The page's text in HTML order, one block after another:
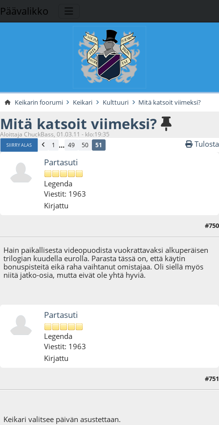
Päävalikko
Keikarin foorumi Keikari Kulttuuri Mitä katsoit viimeksi?
Mitä katsoit viimeksi?
Aloittaja ChuckBass, 01.03.11 - klo:19:35
SIIRRY ALAS 1 ... 49 50 51 Tulosta
Partasuti
Legenda
Viestit: 1963
Kirjattu
#750
Hain paikallisesta videopuodista vuokrattavaksi alkuperäisen
trilogian kuudella eurolla. Parasta tässä on, että käytin
bonuspisteitä eikä raha vaihtanut omistajaa. Oli siellä myös
niitä jatko-osia, mutta eivät ole yhtä hyviä.
Partasuti
Legenda
Viestit: 1963
Kirjattu
#751
Keikari valitsee päivän asustettaan.